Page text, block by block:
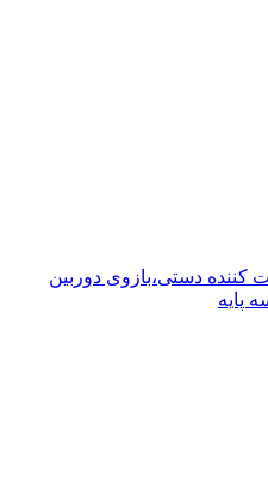
کننده دستی،بازوی دوربین
پایه